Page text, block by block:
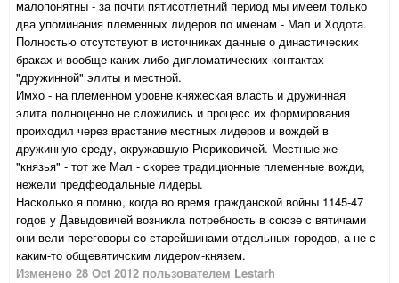
малопонятны - за почти пятисотлетний период мы имеем только
два упоминания племенных лидеров по именам - Мал и Ходота.
Полностью отсутствуют в источниках данные о династических
браках и вообще каких-либо дипломатических контактах
"дружинной" элиты и местной.
Имхо - на племенном уровне княжеская власть и дружинная
элита полноценно не сложились и процесс их формирования
проиходил через врастание местных лидеров и вождей в
дружинную среду, окружавшую Рюриковичей. Местные же
"князья" - тот же Мал - скорее традиционные племенные вожди,
нежели предфеодальные лидеры.
Насколько я помню, когда во время гражданской войны 1145-47
годов у Давыдовичей возникла потребность в союзе с вятичами
они вели переговоры со старейшинами отдельных городов, а не с
каким-то общевятичским лидером-князем.
Изменено 28 Oct 2012 пользователем Lestarh